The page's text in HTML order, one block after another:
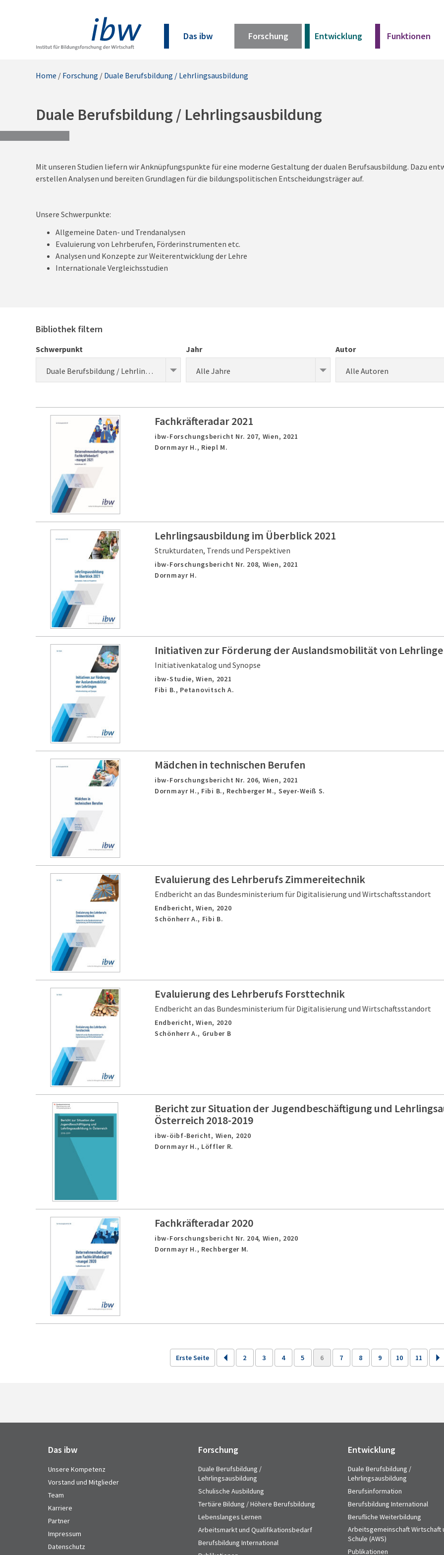
Das ibw Forschung Entwicklung Funktionen
Home / Forschung / Duale Berufsbildung / Lehrlingsausbildung
Duale Berufsbildung / Lehrlingsausbildung
Mit unseren Studien liefern wir Anknüpfungspunkte für eine moderne Gestaltung der dualen Berufsausbildung. Dazu
erstellen Analysen und bereiten Grundlagen für die bildungspolitischen Entscheidungsträger auf.
Unsere Schwerpunkte:
Allgemeine Daten- und Trendanalysen
Evaluierung von Lehrberufen, Förderinstrumenten etc.
Analysen und Konzepte zur Weiterentwicklung der Lehre
Internationale Vergleichsstudien
Bibliothek filtern
Schwerpunkt
Duale Berufsbildung / Lehrlingsausbildung (Forschung)
Jahr
Alle Jahre
Autor
Alle Autoren
Fachkräfteradar 2021
ibw-Forschungsbericht Nr. 207, Wien, 2021
Dornmayr H., Riepl M.
Lehrlingsausbildung im Überblick 2021
Strukturdaten, Trends und Perspektiven
ibw-Forschungsbericht Nr. 208, Wien, 2021
Dornmayr H.
Initiativen zur Förderung der Auslandsmobilität von
Initiativenkatalog und Synopse
ibw-Studie,Wien, 2021
Fibi B., Petanovitsch A.
Mädchen in technischen Berufen
ibw-Forschungsbericht Nr. 206, Wien, 2021
Dornmayr H., Fibi B., Rechberger M., Seyer-Weiß S.
Evaluierung des Lehrberufs Zimmereitechnik
Endbericht an das Bundesministerium für Digitalisierung und Wirtschaftsstandort
Endbericht,Wien, 2020
Schönherr A., Fibi B.
Evaluierung des Lehrberufs Forsttechnik
Endbericht an das Bundesministerium für Digitalisierung und Wirtschaftsstandort
Endbericht,Wien, 2020
Schönherr A., Gruber B
Bericht zur Situation der Jugendbeschäftigung und
Österreich 2018-2019
ibw-öibf-Bericht, Wien, 2020
Dornmayr H., Löffler R.
Fachkräfteradar 2020
ibw-Forschungsbericht Nr. 204, Wien, 2020
Dornmayr H., Rechberger M.
Erste Seite 2 3 4 5 6 7 8 9 10 11
Das ibw
Unsere Kompetenz
Vorstand und Mitglieder
Team
Karriere
Partner
Impressum
Datenschutz
Forschung
Duale Berufsbildung /
Lehrlingsausbildung
Schulische Ausbildung
Tertiäre Bildung / Höhere Berufsbildung
Lebenslanges Lernen
Arbeitsmarkt und Qualifikationsbedarf
Berufsbildung International
Entwicklung
Duale Berufsbildung /
Lehrlingsausbildung
Berufsinformation
Berufsbildung International
Berufliche Weiterbildung
Arbeitsgemeinschaft Wirtschaft
Schule (AWS)
Publikationen